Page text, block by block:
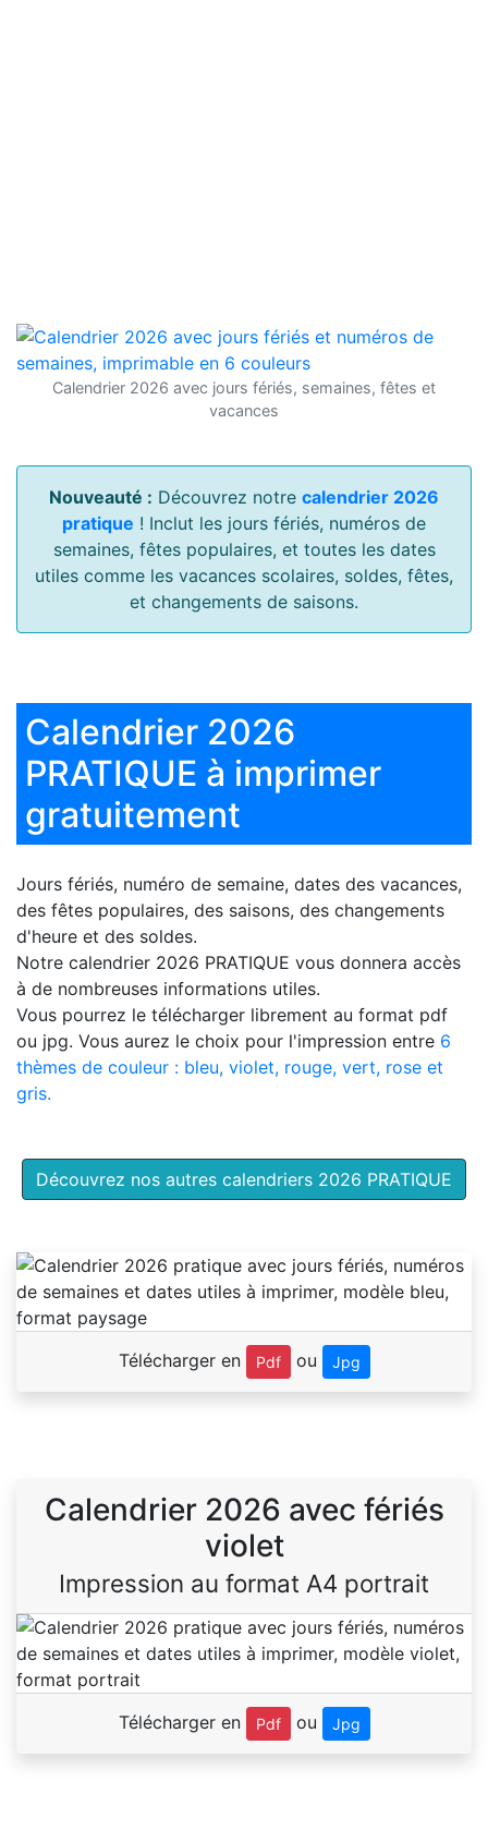
Calendrier 2026 avec jours fériés, semaines, fêtes et
vacances
Nouveauté : Découvrez notre calendrier 2026
pratique ! Inclut les jours fériés, numéros de
semaines, fêtes populaires, et toutes les dates
utiles comme les vacances scolaires, soldes, fêtes,
et changements de saisons.
Calendrier 2026
PRATIQUE à imprimer
gratuitement
Jours fériés, numéro de semaine, dates des vacances,
des fêtes populaires, des saisons, des changements
d'heure et des soldes.
Notre calendrier 2026 PRATIQUE vous donnera accès
à de nombreuses informations utiles.
Vous pourrez le télécharger librement au format pdf
ou jpg. Vous aurez le choix pour l'impression entre 6
thèmes de couleur : bleu, violet, rouge, vert, rose et
gris.
Découvrez nos autres calendriers 2026 PRATIQUE
Télécharger en Pdf ou Jpg
Calendrier 2026 avec fériés
violet
Impression au format A4 portrait
Télécharger en Pdf ou Jpg